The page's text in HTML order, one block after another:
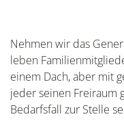
Nehmen wir das
leben
einem Dach, aber mit
jeder seinen Freiraum
Bedarfsfall zur Stelle